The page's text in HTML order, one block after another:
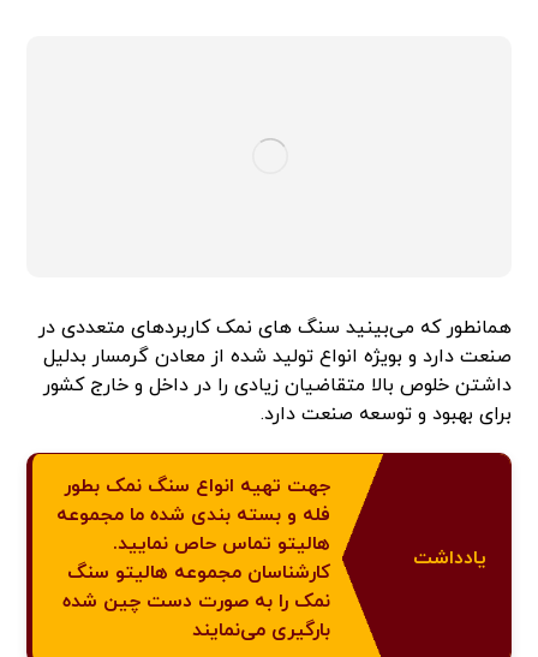
همانطور که می‌بینید سنگ های نمک کاربردهای متعددی در
صنعت دارد و بویژه انواع تولید شده از معادن گرمسار بدلیل
داشتن خلوص بالا متقاضیان زیادی را در داخل و خارج کشور
برای بهبود و توسعه صنعت دارد.
یادداشت
جهت تهیه انواع سنگ نمک بطور
فله و بسته بندی شده ما مجموعه
هالیتو تماس حاص نمایید.
کارشناسان مجموعه هالیتو سنگ
نمک را به صورت دست چین شده
بارگیری می‌نمایند